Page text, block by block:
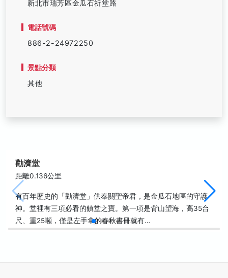
新北市瑞芳區金瓜石祈堂路
電話號碼
886-2-24972250
景點分類
其他
勸濟堂
距離0.136公里
有百年歷史的「勸濟堂」供奉關聖帝君，是金瓜石地區的守護
神。堂裡有三項必看的鎮堂之寶。第一項是背山望海，高35台
尺、重25噸，僅是左手拿的春秋書冊就有…